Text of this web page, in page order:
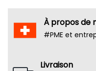
À propos de
#PME et
Livraison